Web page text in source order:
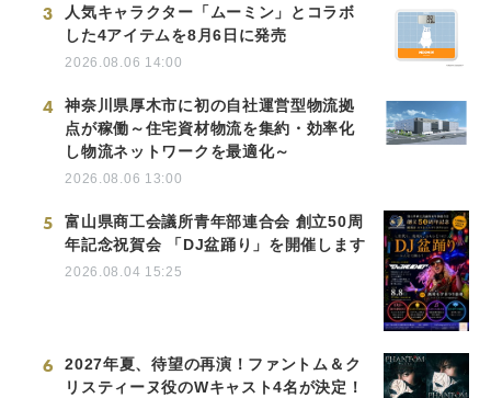
3
人気キャラクター「ムーミン」とコラボ
した4アイテムを8月6日に発売
2026.08.06 14:00
4
神奈川県厚木市に初の自社運営型物流拠
点が稼働～住宅資材物流を集約・効率化
し物流ネットワークを最適化～
2026.08.06 13:00
5
富山県商工会議所青年部連合会 創立50周
年記念祝賀会 「DJ盆踊り」を開催します
2026.08.04 15:25
6
2027年夏、待望の再演！ファントム＆ク
リスティーヌ役のWキャスト4名が決定！